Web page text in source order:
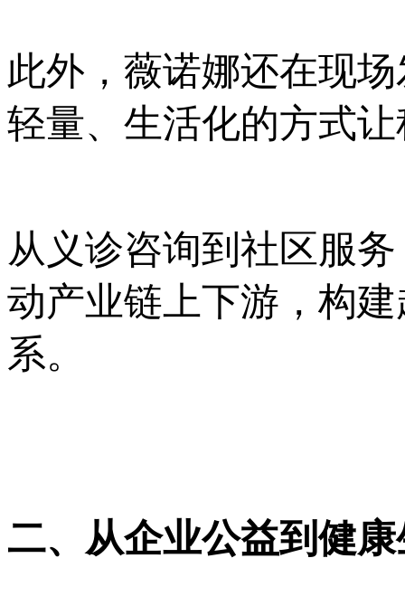
此外，薇诺娜还在现
轻量、生活化的方式
从义诊咨询到社区服
动产业链上下游，构
系。
二、从企业公益到健